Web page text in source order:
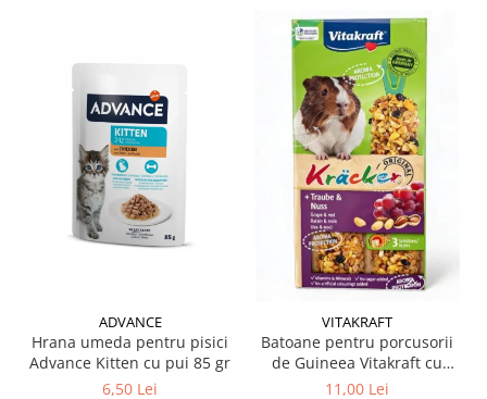
ADVANCE
Hrana umeda pentru pisici
Advance Kitten cu pui 85 gr
6,50 Lei
VITAKRAFT
Batoane pentru porcusorii
de Guineea Vitakraft cu
struguri & nuci 2 buc
11,00 Lei